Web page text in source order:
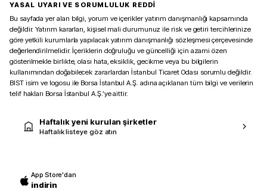
YASAL UYARI VE SORUMLULUK REDDİ
Bu sayfada yer alan bilgi, yorum ve içerikler yatırım danışmanlığı kapsamında
değildir. Yatırım kararları, kişisel mali durumunuz ile risk ve getiri tercihlerinize
göre yetkili kurumlarla yapılacak yatırım danışmanlığı sözleşmesi çerçevesinde
değerlendirilmelidir. İçeriklerin doğruluğu ve güncelliği için azami özen
gösterilmekle birlikte, olası hata, eksiklik, gecikme veya bu bilgilerin
kullanımından doğabilecek zararlardan İstanbul Ticaret Odası sorumlu değildir.
BIST isim ve logosu ile Borsa İstanbul A.Ş. adına açıklanan tüm bilgi ve verilerin
telif hakları Borsa İstanbul A.Ş.’ye aittir.
Haftalık yeni kurulan şirketler
Haftalık listeye göz atın
App Store'dan
indirin